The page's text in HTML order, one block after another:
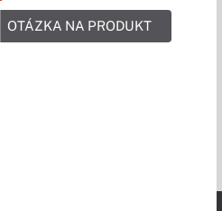
OTÁZKA NA PRODUKT